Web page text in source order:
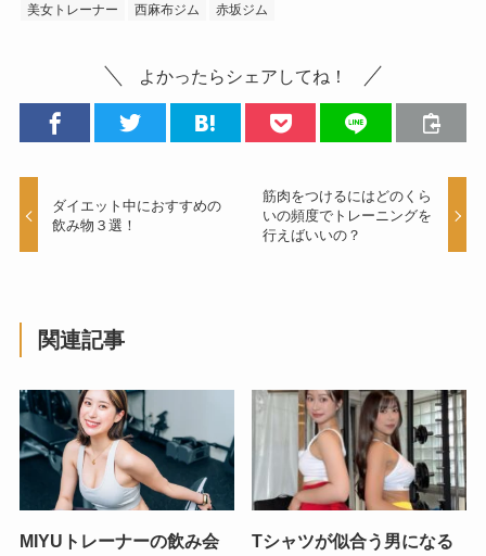
美女トレーナー
西麻布ジム 赤坂ジム
よかったらシェアしてね！
ダイエット中におすすめの
飲み物３選！
筋肉をつけるにはどのくら
いの頻度でトレーニングを
行えばいいの？
関連記事
MIYUトレーナーの飲み会
Tシャツが似合う男になる